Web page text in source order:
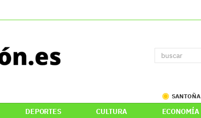
SANTOÑA
DEPORTES CULTURA ECONOMÍA